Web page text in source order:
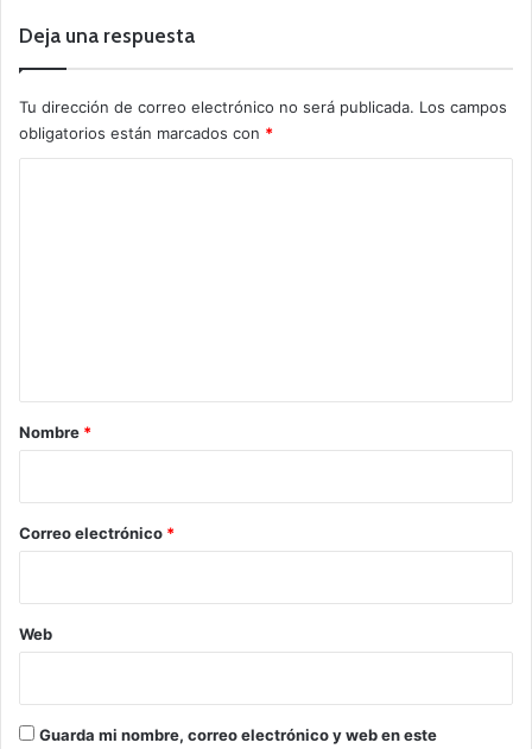
Deja una respuesta
Tu dirección de correo electrónico no será publicada. Los campos
obligatorios están marcados con *
r
*
Nombre *
Correo electrónico *
Web
Guarda mi nombre, correo electrónico y web en este